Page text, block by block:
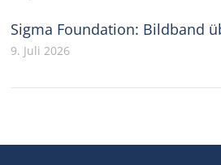
Sigma Foundation: Bildband
9. Juli 2026